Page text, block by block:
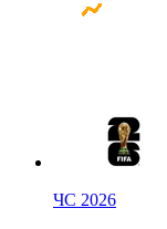
ЧС 2026